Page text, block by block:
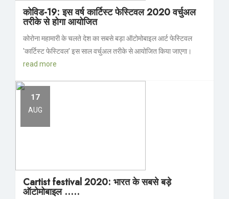
कोविड-19: इस वर्ष कार्टिस्ट फेस्टिवल 2020 वर्चुअल
तरीके से होगा आयोजित
कोरोना महामारी के चलते देश का सबसे बड़ा ऑटोमोबाइल आर्ट फेस्टिवल
'कार्टिस्ट फेस्टिवल' इस साल वर्चुअल तरीके से आयोजित किया जाएगा।
read more
17
AUG
Cartist festival 2020: भारत के सबसे बड़े
ऑटोमोबाइल .....